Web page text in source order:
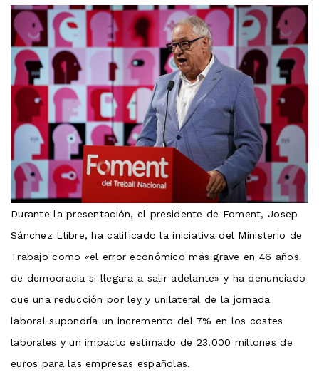
Durante la presentación, el presidente de Foment, Josep
Sánchez Llibre, ha calificado la iniciativa del Ministerio de
Trabajo como «el error económico más grave en 46 años
de democracia si llegara a salir adelante» y ha denunciado
que una reducción por ley y unilateral de la jornada
laboral supondría un incremento del 7% en los costes
laborales y un impacto estimado de 23.000 millones de
euros para las empresas españolas.